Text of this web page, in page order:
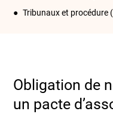
Tribunaux et procédure
Obligation de
un pacte